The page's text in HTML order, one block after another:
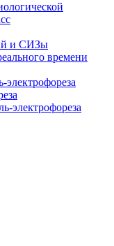
и СИЗы
времени
электрофореза
электрофореза